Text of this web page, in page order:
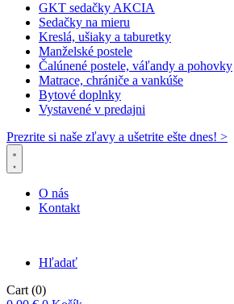
GKT sedačky AKCIA
Sedačky na mieru
Kreslá, ušiaky a taburetky
Manželské postele
Čalúnené postele, váľandy a pohovky
Matrace, chrániče a vankúše
Bytové doplnky
Vystavené v predajni
Prezrite si naše zľavy a ušetrite ešte dnes! >​
O nás
Kontakt
Hľadať
Cart (0)